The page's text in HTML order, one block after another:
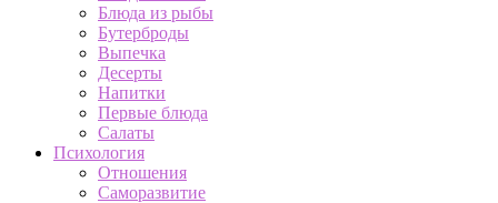
Блюда из рыбы
Бутерброды
Выпечка
Десерты
Напитки
Первые блюда
Салаты
Психология
Отношения
Саморазвитие